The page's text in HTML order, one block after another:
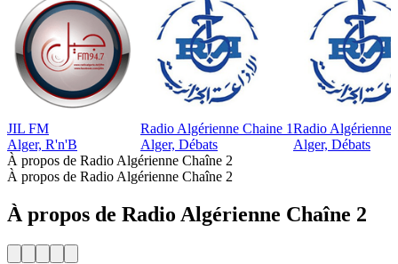
JIL FM
Alger, R'n'B
Radio Algérienne Chaine 1
Alger, Débats
Radio Algérienne
Alger, Débats
À propos de Radio Algérienne Chaîne 2
À propos de Radio Algérienne Chaîne 2
À propos de Radio Algérienne Chaîne 2